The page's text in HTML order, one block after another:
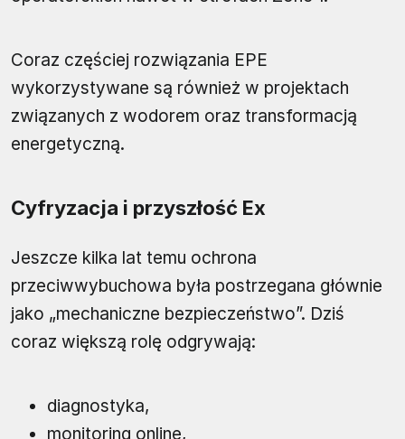
Coraz częściej rozwiązania EPE
wykorzystywane są również w projektach
związanych z wodorem oraz transformacją
energetyczną.
Cyfryzacja i przyszłość Ex
Jeszcze kilka lat temu ochrona
przeciwwybuchowa była postrzegana głównie
jako „mechaniczne bezpieczeństwo”. Dziś
coraz większą rolę odgrywają:
diagnostyka,
monitoring online,